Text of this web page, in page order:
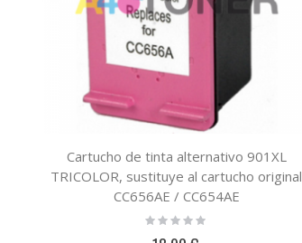
Cartucho de tinta alternativo 901XL
TRICOLOR, sustituye al cartucho original
CC656AE / CC654AE
Rating: